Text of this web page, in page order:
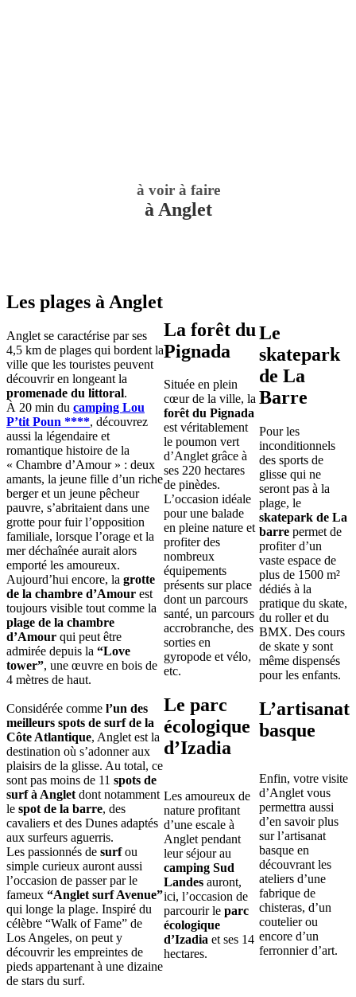
à voir à faire
à Anglet
Les plages à Anglet
Anglet se caractérise par ses
4,5 km de plages qui bordent la
ville que les touristes peuvent
découvrir en longeant la
promenade du littoral.
À 20 min du camping Lou
P’tit Poun ****, découvrez
aussi la légendaire et
romantique histoire de la
« Chambre d’Amour » : deux
amants, la jeune fille d’un riche
berger et un jeune pêcheur
pauvre, s’abritaient dans une
grotte pour fuir l’opposition
familiale, lorsque l’orage et la
mer déchaînée aurait alors
emporté les amoureux.
Aujourd’hui encore, la grotte
de la chambre d’Amour est
toujours visible tout comme la
plage de la chambre
d’Amour qui peut être
admirée depuis la “Love
tower”, une œuvre en bois de
4 mètres de haut.
Considérée comme l’un des
meilleurs spots de surf de la
Côte Atlantique, Anglet est la
destination où s’adonner aux
plaisirs de la glisse. Au total, ce
sont pas moins de 11 spots de
surf à Anglet dont notamment
le spot de la barre, des
cavaliers et des Dunes adaptés
aux surfeurs aguerris.
Les passionnés de surfou
simple curieux auront aussi
l’occasion de passer par le
fameux “Anglet surf Avenue”
qui longe la plage. Inspiré du
célèbre “Walk of Fame” de
Los Angeles, on peut y
découvrir les empreintes de
pieds appartenant à une dizaine
de stars du surf.
La forêt du
Pignada
Située en plein
cœur de la ville, la
forêt du Pignada
est véritablement
le poumon vert
d’Anglet grâce à
ses 220 hectares
de pinèdes.
L’occasion idéale
pour une balade
en pleine nature et
profiter des
nombreux
équipements
présents sur place
dont un parcours
santé, un parcours
accrobranche, des
sorties en
gyropode et vélo,
etc.
Le parc
écologique
d’Izadia
Les amoureux de
nature profitant
d’une escale à
Anglet pendant
leur séjour au
camping Sud
Landes auront,
ici, l’occasion de
parcourir leparc
écologique
d’Izadia et ses 14
hectares.
Le
skatepark
de La
Barre
Pour les
inconditionnels
des sports de
glisse qui ne
seront pas à la
plage, le
skatepark de La
barre permet de
profiter d’un
vaste espace de
plus de 1500 m²
dédiés à la
pratique du skate,
du roller et du
BMX. Des cours
de skate y sont
même dispensés
pour les enfants.
L’artisanat
basque
Enfin, votre visite
d’Anglet vous
permettra aussi
d’en savoir plus
sur l’artisanat
basque en
découvrant les
ateliers d’une
fabrique de
chisteras, d’un
coutelier ou
encore d’un
ferronnier d’art.